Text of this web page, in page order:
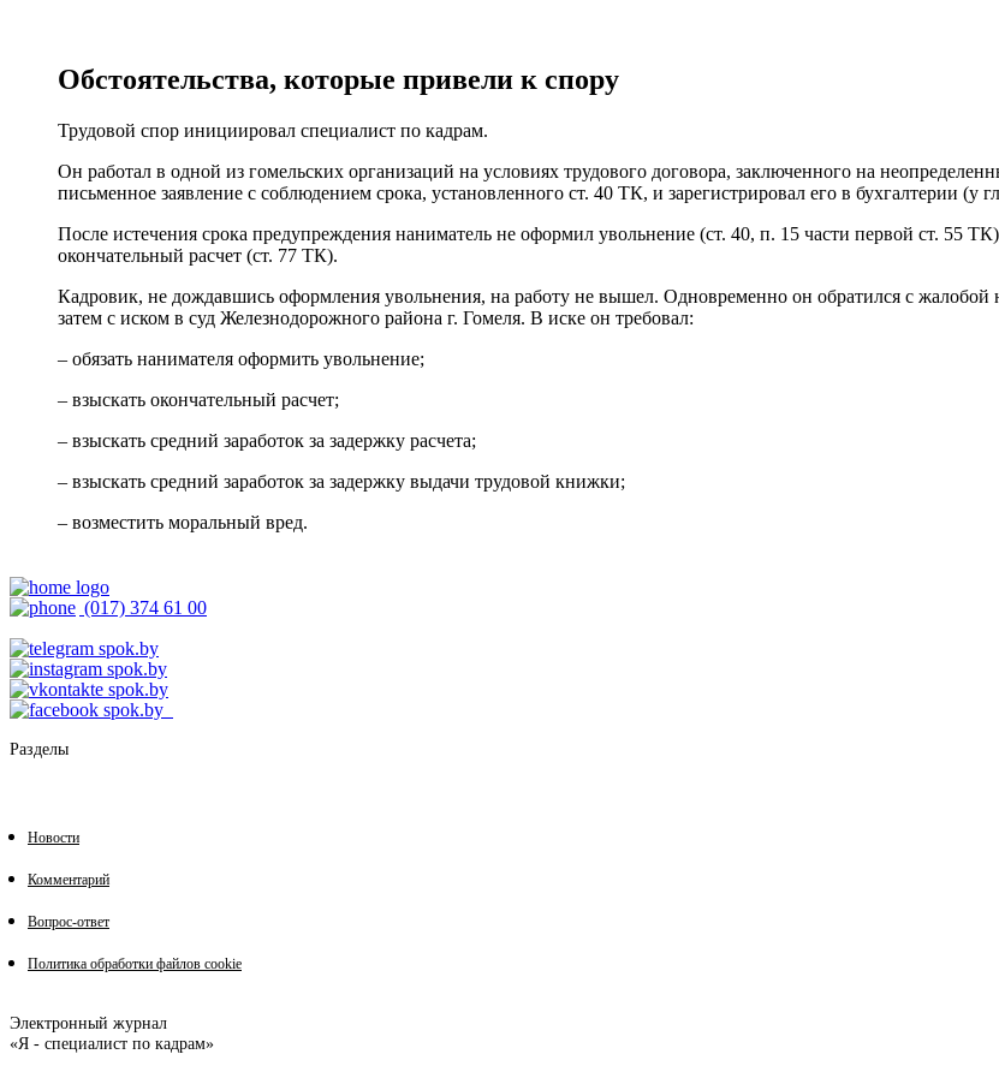
Обстоятельства, которые привели к спору
Трудовой спор инициировал специалист по кадрам.
Он работал в одной из гомельских организаций на условиях трудового договора, заключенного на
письменное заявление с соблюдением срока, установленного ст. 40 ТК, и зарегистрировал его в бухгалтерии (у
После истечения срока предупреждения наниматель не оформил увольнение (ст. 40, п. 15 части первой ст. 55
окончательный расчет (ст. 77 ТК).
Кадровик, не дождавшись оформления увольнения, на работу не вышел. Одновременно он обратился с жалобой
затем с иском в суд Железнодорожного района г. Гомеля. В иске он требовал:
– обязать нанимателя оформить увольнение;
– взыскать окончательный расчет;
– взыскать средний заработок за задержку расчета;
– взыскать средний заработок за задержку выдачи трудовой книжки;
– возместить моральный вред.
(017) 374 61 00
Разделы
Новости
Комментарий
Вопрос-ответ
Политика обработки файлов cookie
Электронный журнал
«Я - специалист по кадрам»